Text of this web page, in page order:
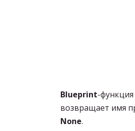
Blueprint-функция
возвращает имя
None.